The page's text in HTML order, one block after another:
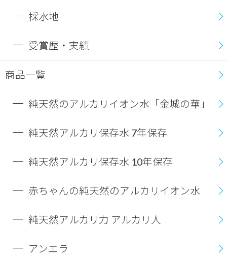
採水地
受賞歴・実績
商品一覧
純天然のアルカリイオン水「金城の華」
純天然アルカリ保存水 7年保存
純天然アルカリ保存水 10年保存
赤ちゃんの純天然のアルカリイオン水
純天然アルカリ力 アルカリ人
アンエラ